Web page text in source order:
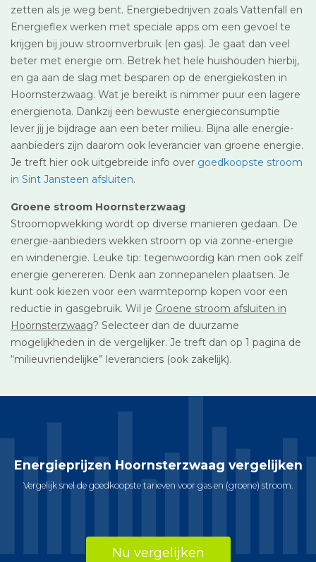
zetten als je weg bent. Energiebedrijven zoals Vattenfall en
Energieflex werken met speciale apps om een gevoel te
krijgen bij jouw stroomverbruik (en gas). Je gaat dan veel
beter met energie om. Betrek het hele huishouden hierbij,
en ga aan de slag met besparen op de energiekosten in
Hoornsterzwaag. Wat je bereikt is nimmer puur een lagere
energienota. Dankzij een bewuste energieconsumptie
lever jij je bijdrage aan een beter milieu. Bijna alle energie-
aanbieders zijn daarom ook leverancier van groene energie.
Je treft hier ook uitgebreide info over goedkoopste stroom
in Sint Jansteen afsluiten.
Groene stroom Hoornsterzwaag
Stroomopwekking wordt op diverse manieren gedaan. De
energie-aanbieders wekken stroom op via zonne-energie
en windenergie. Leuke tip: tegenwoordig kan men ook zelf
energie genereren. Denk aan zonnepanelen plaatsen. Je
kunt ook kiezen voor een warmtepomp kopen voor een
reductie in gasgebruik. Wil je Groene stroom afsluiten in
Hoornsterzwaag? Selecteer dan de duurzame
mogelijkheden in de vergelijker. Je treft dan op 1 pagina de
“milieuvriendelijke” leveranciers (ook zakelijk).
Energieprijzen Hoornsterzwaag vergelijken
Vergelijk snel de goedkoopste tarieven voor gas en (groene) stroom.
Nu vergelijken